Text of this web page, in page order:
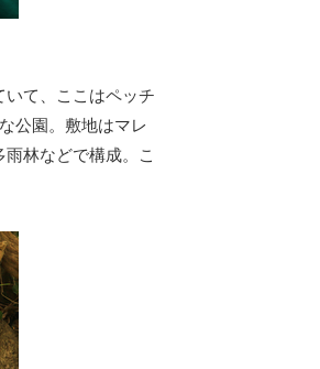
て、ここはペッチ
公園。敷地はマレ
林などで構成。こ